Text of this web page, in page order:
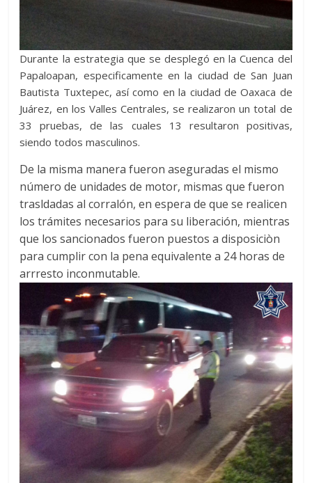
Durante la estrategia que se desplegó en la Cuenca del
Papaloapan, especificamente en la ciudad de San Juan
Bautista Tuxtepec, así como en la ciudad de Oaxaca de
Juárez, en los Valles Centrales, se realizaron un total de
33 pruebas, de las cuales 13 resultaron positivas,
siendo todos masculinos.
De la misma manera fueron aseguradas el mismo
número de unidades de motor, mismas que fueron
trasldadas al corralón, en espera de que se realicen
los trámites necesarios para su liberación, mientras
que los sancionados fueron puestos a disposiciòn
para cumplir con la pena equivalente a 24 horas de
arrresto inconmutable.